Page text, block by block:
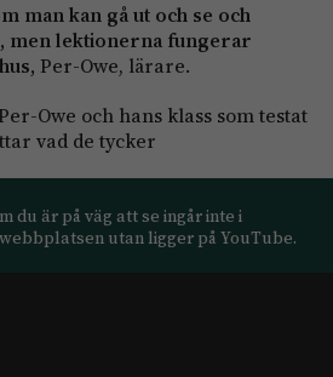
man kan gå ut och se och
men lektionerna fungerar
Per-Owe, lärare.
Owe och hans klass som testat
vad de tycker
du är på väg att se ingår inte i
utan ligger på YouTube.